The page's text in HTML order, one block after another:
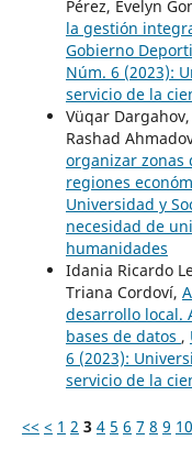
Pérez, Evelyn
la gestión
Gobierno
Núm. 6 (2023):
servicio de la
Vüqar
Rashad
organizar zonas
regiones
Universidad y
necesidad de
humanidades
Idania Ricardo
Triana Cordoví,
desarrollo local.
bases de datos ,
6 (2023):
servicio de la
<< < 1 2 3 4 5 6 7 8 9 10